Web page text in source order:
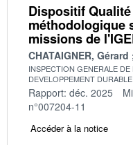
Dispositif
méthodologique
missions de
CHATAIGNER, Gérard
INSPECTION GENERALE
DEVELOPPEMENT
Rapport: déc. 2025
n°007204-11
Accéder à la notice